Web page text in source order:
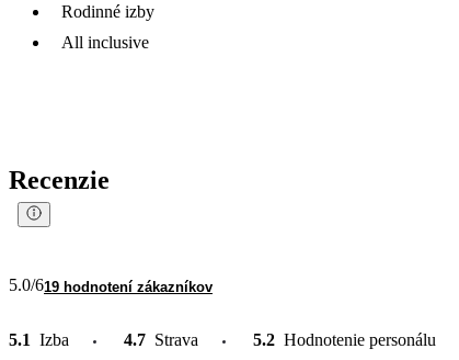
Rodinné izby
All inclusive
Recenzie
5.0/619 hodnotení zákazníkov
5.1 Izba 4.7 Strava 5.2 Hodnotenie personálu